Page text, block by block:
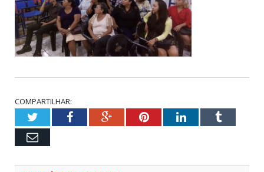
COMPARTILHAR:
TwitterFacebookGoogle+PinterestLinkedInTumblr
Email